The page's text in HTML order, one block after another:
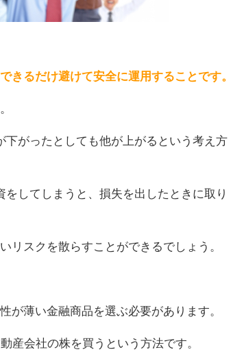
きるだけ避けて安全に運用することです
がったとしても他が上がるという考え方
してしまうと、損失を出したときに取り
リスクを散らすことができるでしょう。
が薄い金融商品を選ぶ必要があります。
産会社の株を買うという方法です。